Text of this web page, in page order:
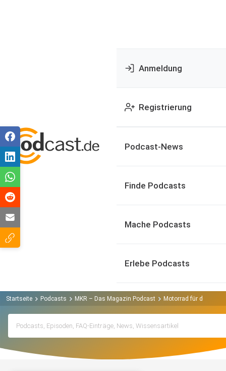
Anmeldung
Registrierung
Podcast-News
Finde Podcasts
Mache Podcasts
Erlebe Podcasts
Startseite Podcasts MKR – Das Magazin Podcast Motorrad für den